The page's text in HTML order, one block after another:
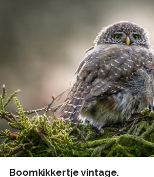
Boomkikkertje vintage.